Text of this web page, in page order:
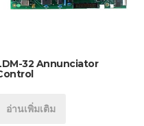
32 Annunciator
อ่านเพิ่มเติม